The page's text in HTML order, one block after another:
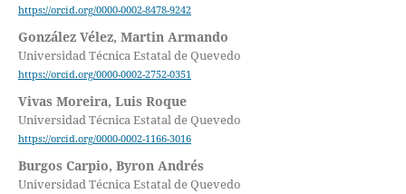
https://orcid.org/0000-0002-8478-9242
González Vélez, Martin Armando
Universidad Técnica Estatal de Quevedo
https://orcid.org/0000-0002-2752-0351
Vivas Moreira, Luis Roque
Universidad Técnica Estatal de Quevedo
https://orcid.org/0000-0002-1166-3016
Burgos Carpio, Byron Andrés
Universidad Técnica Estatal de Quevedo